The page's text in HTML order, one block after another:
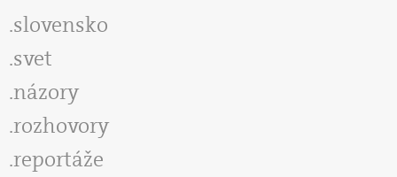
slovensko
svet
názory
rozhovory
reportáže